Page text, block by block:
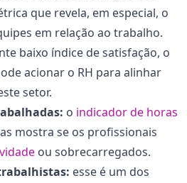
que revela, em especial, o
em relação ao trabalho.
baixo índice de satisfação, o
acionar o RH para alinhar
setor.
o indicador de horas
mostra se os profissionais
ou sobrecarregados.
esse é um dos